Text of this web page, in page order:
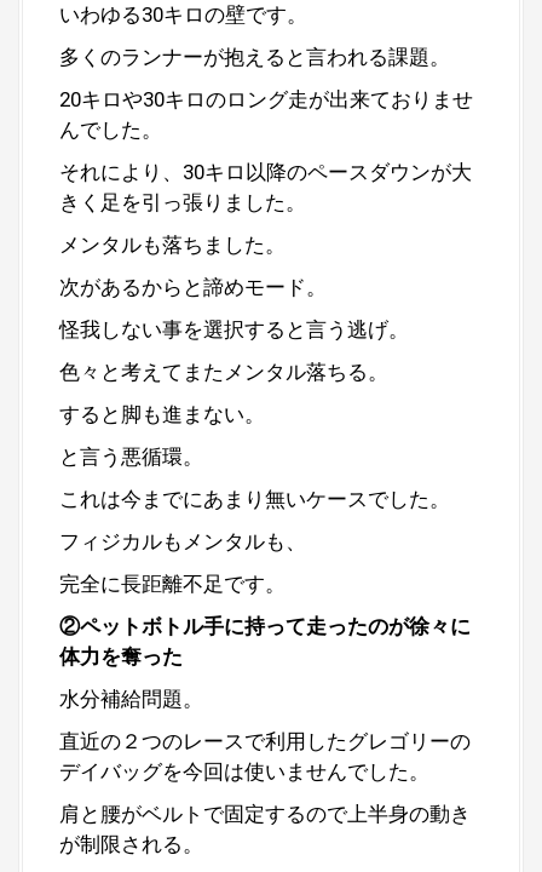
いわゆる30キロの壁です。
多くのランナーが抱えると言われる課題。
20キロや30キロのロング走が出来ておりませ
んでした。
それにより、30キロ以降のペースダウンが大
きく足を引っ張りました。
メンタルも落ちました。
次があるからと諦めモード。
怪我しない事を選択すると言う逃げ。
色々と考えてまたメンタル落ちる。
すると脚も進まない。
と言う悪循環。
これは今までにあまり無いケースでした。
フィジカルもメンタルも、
完全に長距離不足です。
②ペットボトル手に持って走ったのが徐々に
体力を奪った
水分補給問題。
直近の２つのレースで利用したグレゴリーの
デイバッグを今回は使いませんでした。
肩と腰がベルトで固定するので上半身の動き
が制限される。